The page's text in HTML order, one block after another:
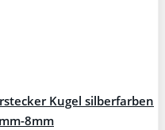
Kugel silberfarben
8mm